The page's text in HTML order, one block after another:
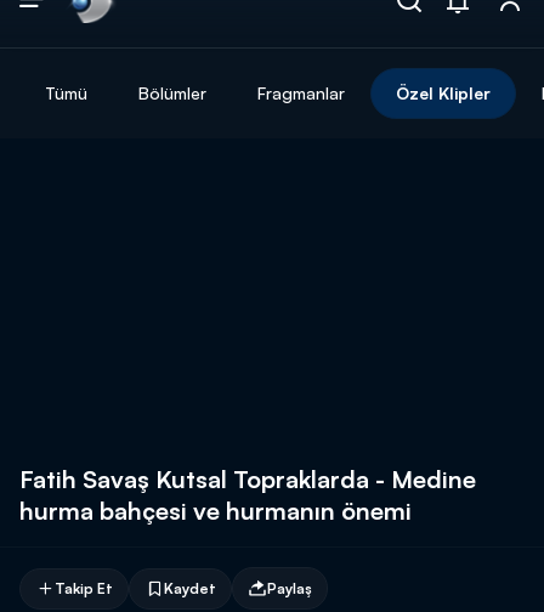
Tümü Bölümler Fragmanlar Özel Klipler
Fatih Savaş Kutsal Topraklarda - Medine
hurma bahçesi ve hurmanın önemi
Takip Et Kaydet Paylaş